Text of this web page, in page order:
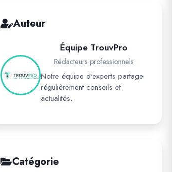
Auteur
Équipe TrouvPro
Rédacteurs professionnels
Notre équipe d'experts partage
régulièrement conseils et
actualités.
Catégorie